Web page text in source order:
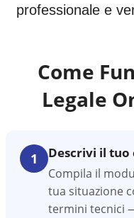
professionale e
Come
Legale
1 Descrivi il tuo
Compila il
tua situazione
termini tecnici